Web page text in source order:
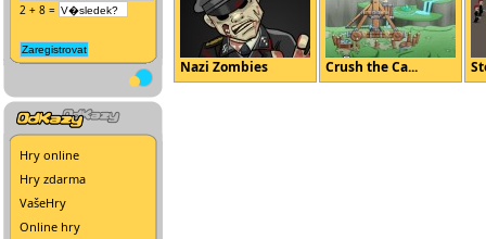
2 + 8 =
Hry online
Hry zdarma
VašeHry
Online hry
Nazi Zombies Crush the Ca...